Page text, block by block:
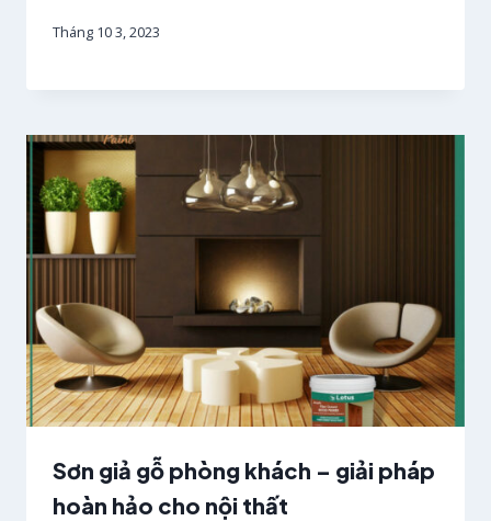
Tháng 10 3, 2023
Sơn giả gỗ phòng khách – giải pháp
hoàn hảo cho nội thất